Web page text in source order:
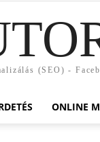
(SEO) -
ONLINE